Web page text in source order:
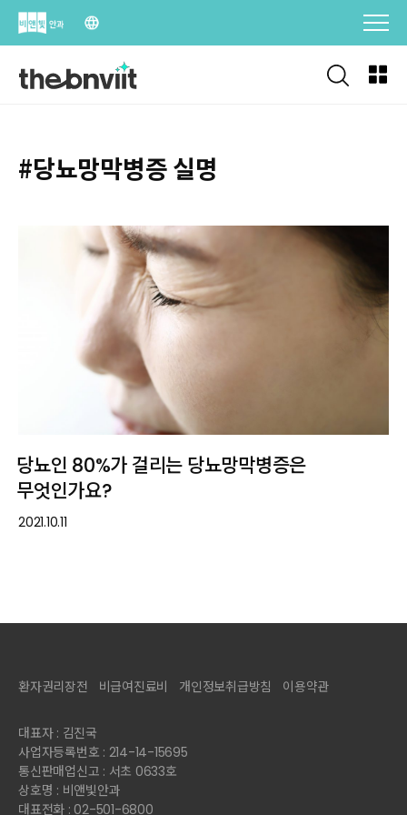
Skip
#당뇨망막병증 실명
당뇨인 80%가 걸리는 당뇨망막병증은
무엇인가요?
2021.10.11
환자권리장전 비급여진료비 개인정보취급방침 이용약관
대표자 : 김진국
사업자등록번호 : 214-14-15695
통신판매업신고 : 서초 0633호
상호명 : 비앤빛안과
대표전화 : 02-501-6800